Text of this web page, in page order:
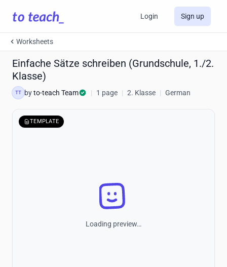
Login Sign up
Worksheets
Einfache Sätze schreiben (Grundschule, 1./2.
Klasse)
TT byto-teach Team | 1 page | 2. Klasse | German
TEMPLATE
Loading preview…